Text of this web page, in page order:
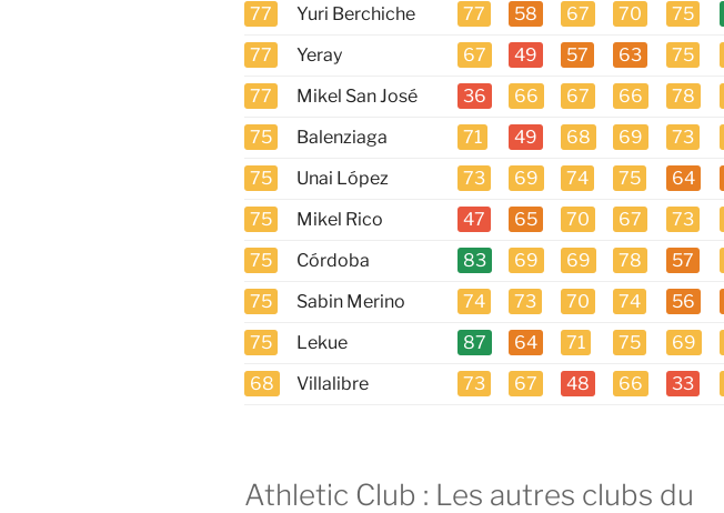
77
Yuri Berchiche 77 58 67 70 75
77
Yeray 67 49 57 63 75
77
Mikel San José 36 66 67 66 78
75
Balenziaga 71 49 68 69 73
75
Unai López 73 69 74 75 64
75
Mikel Rico 47 65 70 67 73
75
Córdoba 83 69 69 78 57
75
Sabin Merino 74 73 70 74 56
75
Lekue 87 64 71 75 69
68
Villalibre 73 67 48 66 33
Athletic Club : Les autres clubs du